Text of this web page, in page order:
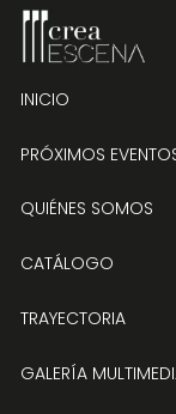
INICIO
PRÓXIMOS
QUIÉNES SOMOS
CATÁLOGO
TRAYECTORIA
GALERÍA
Música de
Tipo de evento
Trayectoria
Fecha